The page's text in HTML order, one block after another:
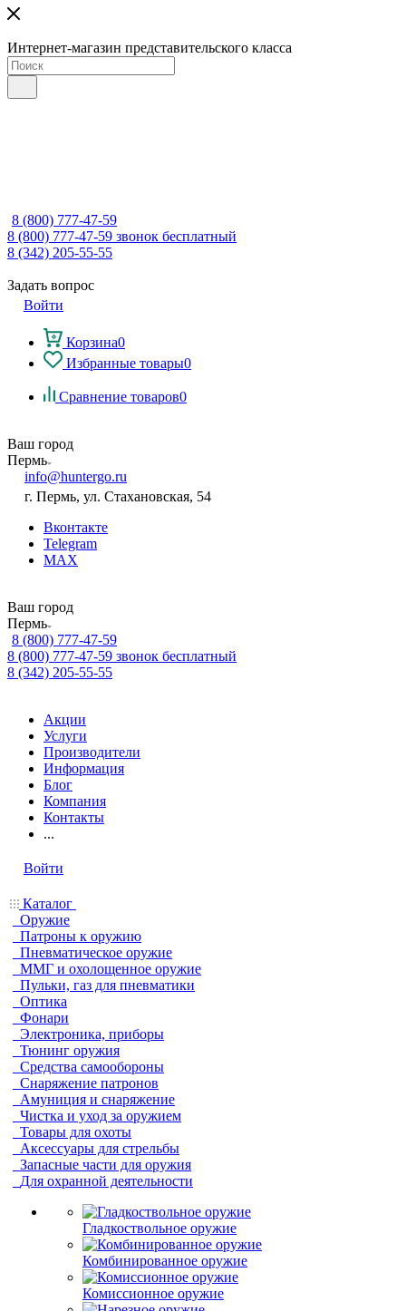
Интернет-магазин представительского класса
8 (800) 777-47-59
8 (800) 777-47-59 звонок бесплатный
8 (342) 205-55-55
Задать вопрос
Войти
Корзина0
Избранные товары0
Сравнение товаров0
Ваш город
Пермь
info@huntergo.ru
г. Пермь, ул. Стахановская, 54
Вконтакте
Telegram
MAX
Ваш город
Пермь
8 (800) 777-47-59
8 (800) 777-47-59 звонок бесплатный
8 (342) 205-55-55
Акции
Услуги
Производители
Информация
Блог
Компания
Контакты
...
Войти
Каталог
Оружие
Патроны к оружию
Пневматическое оружие
ММГ и охолощенное оружие
Пульки, газ для пневматики
Оптика
Фонари
Электроника, приборы
Тюнинг оружия
Средства самообороны
Снаряжение патронов
Амуниция и снаряжение
Чистка и уход за оружием
Товары для охоты
Аксессуары для стрельбы
Запасные части для оружия
Для охранной деятельности
Гладкоствольное оружие
Комбинированное оружие
Комиссионное оружие